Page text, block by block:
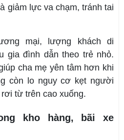
giảm lực va chạm, tránh tai
mại, lượng khách di
gia đình dẫn theo trẻ nhỏ.
cha mẹ yên tâm hơn khi
còn lo nguy cơ kẹt người
từ trên cao xuống.
kho hàng, bãi xe